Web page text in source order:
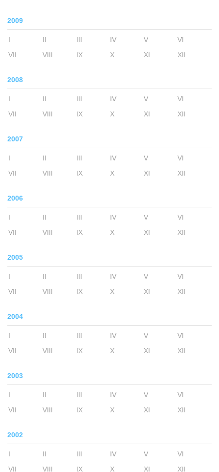
2009
I II III IV V
VI
VII
VIII IX X XI XII
2008
I II III IV V
VI
VII
VIII IX X XI XII
2007
I II III IV V
VI
VII
VIII IX X XI XII
2006
I II III IV V
VI
VII
VIII IX X XI XII
2005
I II III IV V
VI
VII
VIII IX X XI XII
2004
I II III IV V
VI
VII
VIII IX X XI XII
2003
I II III IV V
VI
VII
VIII IX X XI XII
2002
I II III IV V
VI
VII
VIII IX X XI XII